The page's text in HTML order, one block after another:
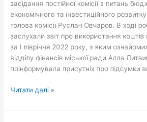
засідання постійної комісії з питань
економічного та інвестиційного
голова комісії Руслан Овчаров. В ході
заслухали звіт про використання
за І півріччя 2022 року, з яким
відділу фінансів міської ради Алла
поінформувала присутніх про підсумки
Читати далі »